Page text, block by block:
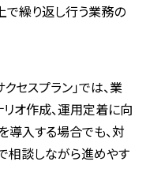
で繰り返し行う業務の
セスプラン」では、業
オ作成、運用定着に向
導入する場合でも、対
相談しながら進めやす